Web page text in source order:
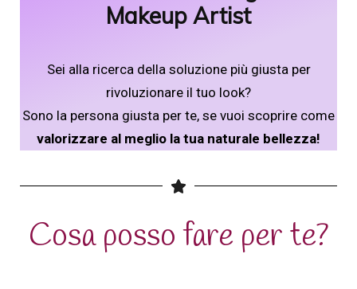
Makeup Artist
Sei alla ricerca della soluzione più giusta per
rivoluzionare il tuo look?
Sono la persona giusta per te, se vuoi scoprire come
valorizzare al meglio la tua naturale bellezza!
Cosa posso fare per te?